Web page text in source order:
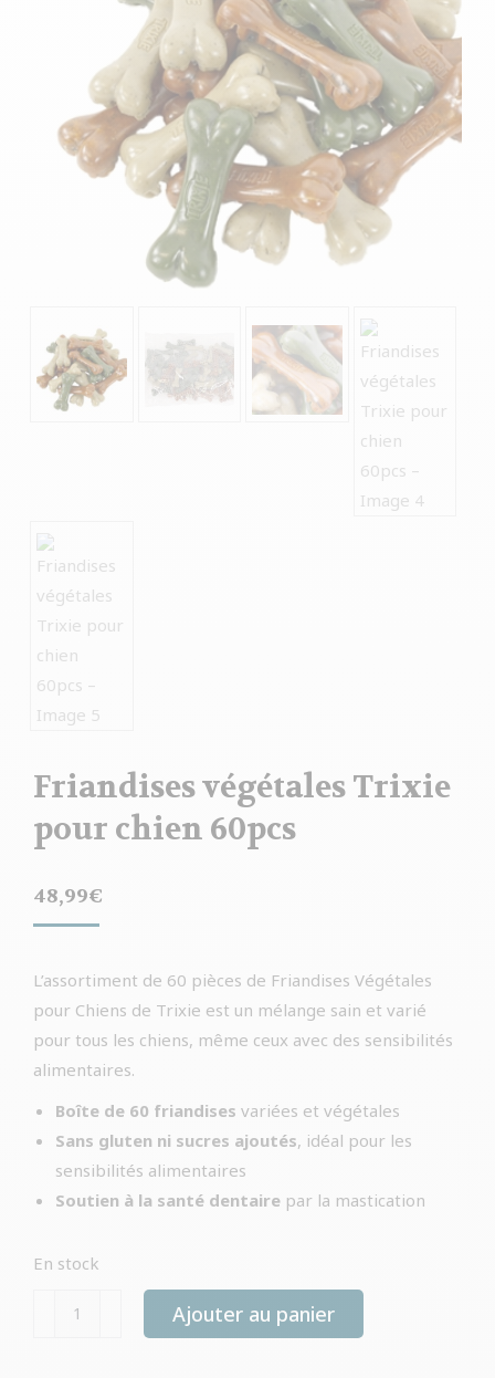
Friandises végétales Trixie
pour chien 60pcs
48,99€
L’assortiment de 60 pièces de Friandises Végétales
pour Chiens de Trixie est un mélange sain et varié
pour tous les chiens, même ceux avec des sensibilités
alimentaires.
Boîte de 60 friandises variées et végétales
Sans gluten ni sucres ajoutés, idéal pour les
sensibilités alimentaires
Soutien à la santé dentaire par la mastication
En stock
quantité
Ajouter au panier